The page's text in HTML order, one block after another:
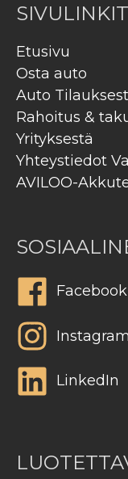
SIVULINKIT
Etusivu
Osta auto
Auto
Rahoitus &
Yrityksestä
Yhteystiedot
AVILOO-
Facebook
Instagram
LinkedIn